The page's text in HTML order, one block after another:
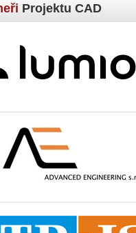
Projektu CAD